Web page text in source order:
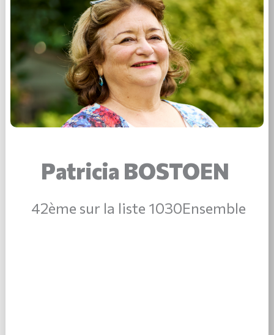
Patricia BOSTOEN
42ème sur la liste 1030Ensemble